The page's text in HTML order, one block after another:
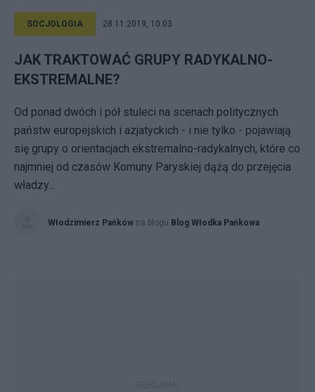
SOCJOLOGIA 28.11.2019, 10:03
JAK TRAKTOWAĆ GRUPY RADYKALNO-
EKSTREMALNE?
Od ponad dwóch i pół stuleci na scenach politycznych
państw europejskich i azjatyckich - i nie tylko - pojawiają
się grupy o orientacjach ekstremalno-radykalnych, które co
najmniej od czasów Komuny Paryskiej dążą do przejęcia
władzy...
Włodzimierz Pańków na blogu Blog Włodka Pańkowa